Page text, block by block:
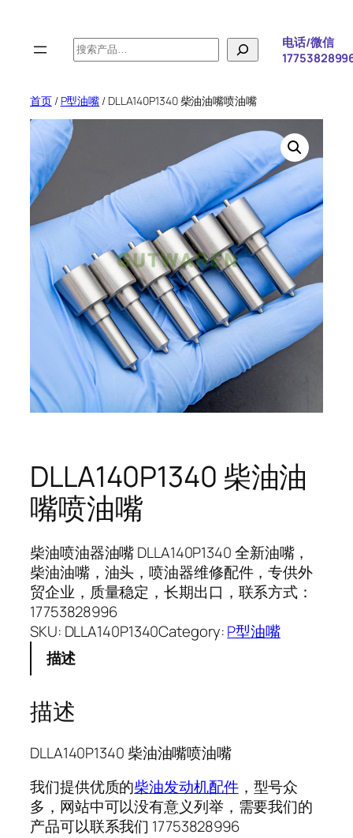
搜
索
电话/微信
首页/ P型油嘴 / DLLA140P1340 柴油油嘴喷油嘴
DLLA140P1340 柴油油
嘴喷油嘴
柴油喷油器油嘴 DLLA140P1340 全新油嘴，
柴油油嘴，油头，喷油器维修配件，专供外
贸企业，质量稳定，长期出口，联系方式：
17753828996
SKU: DLLA140P1340Category:P型油嘴
描述
描述
DLLA140P1340 柴油油嘴喷油嘴
我们提供优质的柴油发动机配件，型号众
多，网站中可以没有意义列举，需要我们的
产品可以联系我们 17753828996